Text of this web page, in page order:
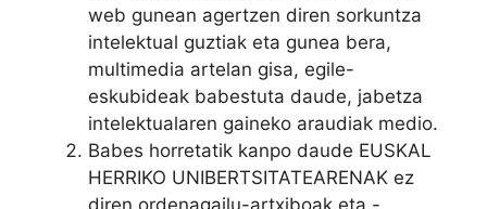
web gunean agertzen diren sorkuntza
intelektual guztiak eta gunea bera,
multimedia artelan gisa, egile-
eskubideak babestuta daude, jabetza
intelektualaren gaineko araudiak medio.
Babes horretatik kanpo daude EUSKAL
HERRIKO UNIBERTSITATEARENAK ez
diren ordenagailu-artxiboak eta -